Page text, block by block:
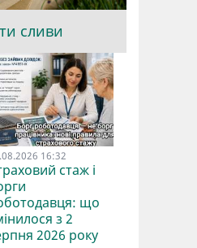
сливи
16:32
стаж і
що
з 2
2026 року